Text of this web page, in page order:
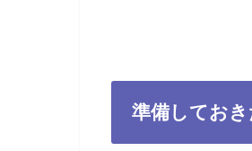
準備してお